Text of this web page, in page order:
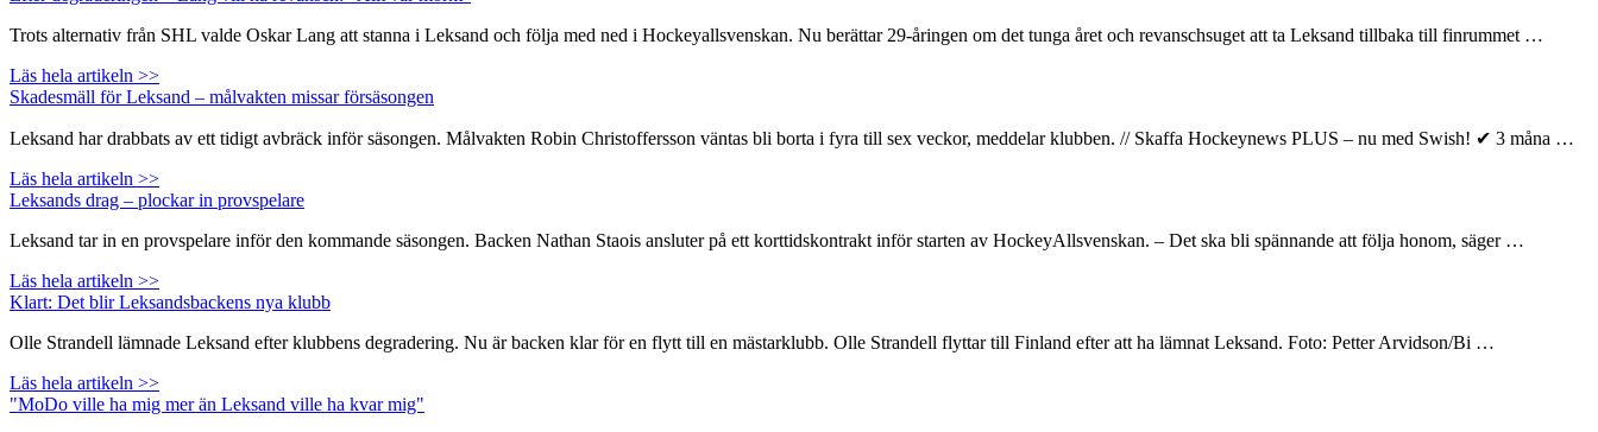
Trots alternativ från SHL valde Oskar Lang att stanna i Leksand och följa med ned i Hockeyallsvenskan. Nu berättar 29-åringen om det tunga året och revanschsuget att ta Leksand tillbaka till finrummet …
Läs hela artikeln >>
Skadesmäll för Leksand – målvakten missar försäsongen
Leksand har drabbats av ett tidigt avbräck inför säsongen. Målvakten Robin Christoffersson väntas bli borta i fyra till sex veckor, meddelar klubben. // Skaffa Hockeynews PLUS – nu med Swish! ✔ 3 måna …
Läs hela artikeln >>
Leksands drag – plockar in provspelare
Leksand tar in en provspelare inför den kommande säsongen. Backen Nathan Staois ansluter på ett korttidskontrakt inför starten av HockeyAllsvenskan. – Det ska bli spännande att följa honom, säger …
Läs hela artikeln >>
Klart: Det blir Leksandsbackens nya klubb
Olle Strandell lämnade Leksand efter klubbens degradering. Nu är backen klar för en flytt till en mästarklubb. Olle Strandell flyttar till Finland efter att ha lämnat Leksand. Foto: Petter Arvidson/Bi …
Läs hela artikeln >>
"MoDo ville ha mig mer än Leksand ville ha kvar mig"